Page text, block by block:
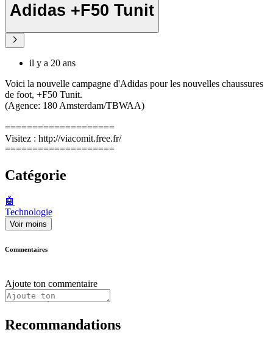
Adidas +F50 Tunit
il y a 20 ans
Voici la nouvelle campagne d'Adidas pour les nouvelles chaussures
de foot, +F50 Tunit.
(Agence: 180 Amsterdam/TBWAA)
====================
Visitez : http://viacomit.free.fr/
====================
Catégorie
🤖
Technologie
Voir moins
Commentaires
Ajoute ton commentaire
Recommandations